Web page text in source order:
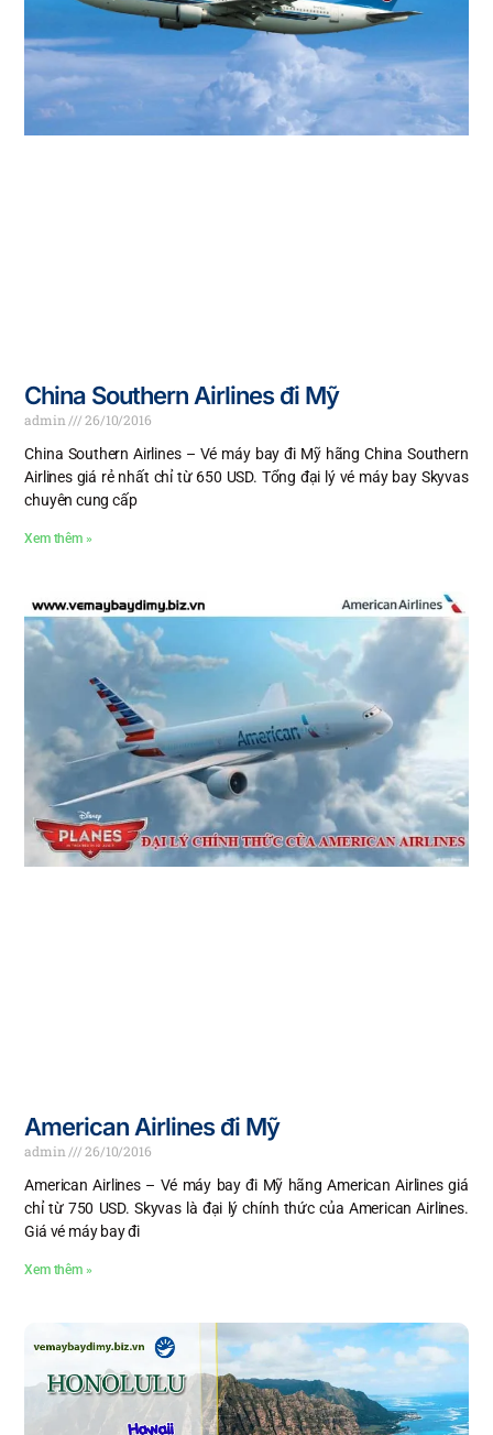
China Southern Airlines đi Mỹ
admin
26/10/2016
China Southern Airlines – Vé máy bay đi Mỹ hãng China Southern
Airlines giá rẻ nhất chỉ từ 650 USD. Tổng đại lý vé máy bay Skyvas
chuyên cung cấp
Xem thêm »
American Airlines đi Mỹ
admin
26/10/2016
American Airlines – Vé máy bay đi Mỹ hãng American Airlines giá
chỉ từ 750 USD. Skyvas là đại lý chính thức của American Airlines.
Giá vé máy bay đi
Xem thêm »